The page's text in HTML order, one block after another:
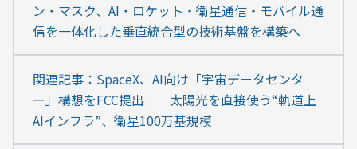
ン・マスク、AI・ロケット・衛星通信・モバイル通
信を一体化した垂直統合型の技術基盤を構築へ
関連記事：SpaceX、AI向け「宇宙データセンタ
ー」構想をFCC提出──太陽光を直接使う“軌道上
AIインフラ”、衛星100万基規模